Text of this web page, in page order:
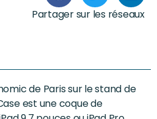
Partager sur les réseaux
de Paris sur le stand de
est une coque de